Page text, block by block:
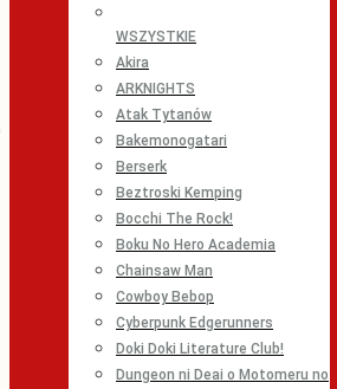
WSZYSTKIE
Akira
ARKNIGHTS
Atak Tytanów
Bakemonogatari
Berserk
Beztroski Kemping
Bocchi The Rock!
Boku No Hero Academia
Chainsaw Man
Cowboy Bebop
Cyberpunk Edgerunners
Doki Doki Literature Club!
Dungeon ni Deai o Motomeru no